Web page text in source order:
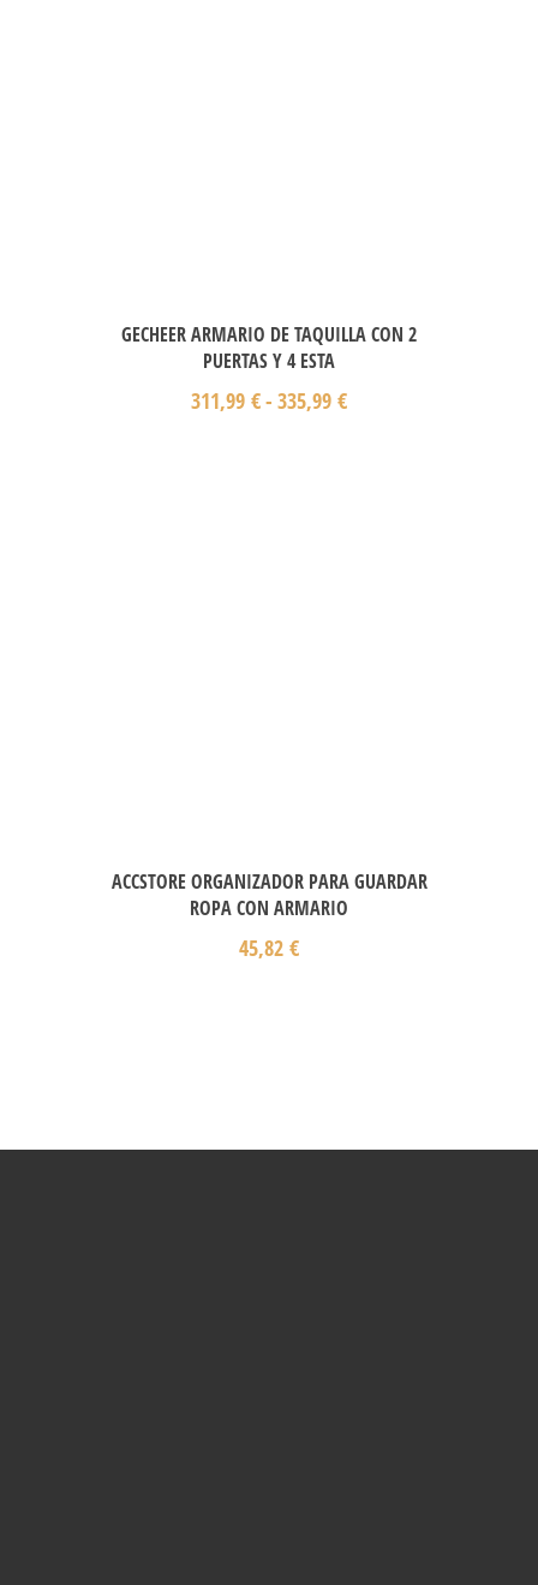
GECHEER ARMARIO DE TAQUILLA CON 2
PUERTAS Y 4 ESTA
311,99 €- 335,99 €
ACCSTORE ORGANIZADOR PARA GUARDAR
ROPA CON ARMARIO
45,82 €